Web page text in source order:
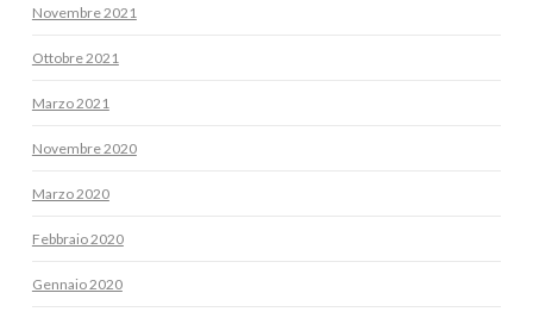
Novembre 2021
Ottobre 2021
Marzo 2021
Novembre 2020
Marzo 2020
Febbraio 2020
Gennaio 2020